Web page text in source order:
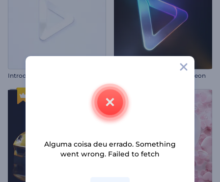
Introdução Business Rápida Abertura de Holofotes de Neon
Alguma coisa deu errado. Something
went wrong. Failed to fetch